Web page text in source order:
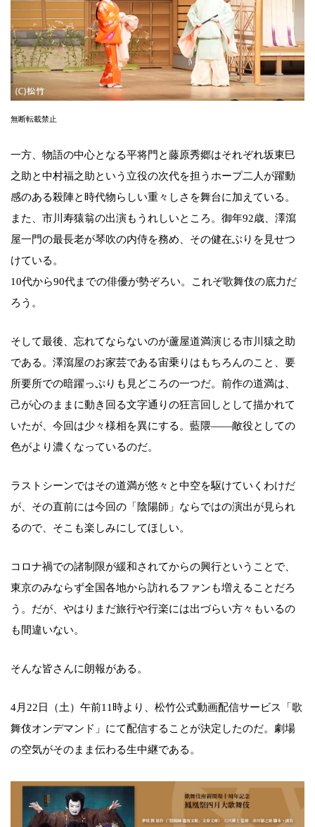
無断転載禁止
一方、物語の中心となる平将門と藤原秀郷はそれぞれ坂東巳
之助と中村福之助という立役の次代を担うホープ二人が躍動
感のある殺陣と時代物らしい重々しさを舞台に加えている。
また、市川寿猿翁の出演もうれしいところ。御年92歳、澤瀉
屋一門の最長老が琴吹の内侍を務め、その健在ぶりを見せつ
けている。
10代から90代までの俳優が勢ぞろい。これぞ歌舞伎の底力だ
ろう。
そして最後、忘れてならないのが蘆屋道満演じる市川猿之助
である。澤瀉屋のお家芸である宙乗りはもちろんのこと、要
所要所での暗躍っぷりも見どころの一つだ。前作の道満は、
己が心のままに動き回る文字通りの狂言回しとして描かれて
いたが、今回は少々様相を異にする。藍隈――敵役としての
色がより濃くなっているのだ。
ラストシーンではその道満が悠々と中空を駆けていくわけだ
が、その直前には今回の「陰陽師」ならではの演出が見られ
るので、そこも楽しみにしてほしい。
コロナ禍での諸制限が緩和されてからの興行ということで、
東京のみならず全国各地から訪れるファンも増えることだろ
う。だが、やはりまだ旅行や行楽には出づらい方々もいるの
も間違いない。
そんな皆さんに朗報がある。
4月22日（土）午前11時より、松竹公式動画配信サービス「歌
舞伎オンデマンド」にて配信することが決定したのだ。劇場
の空気がそのまま伝わる生中継である。